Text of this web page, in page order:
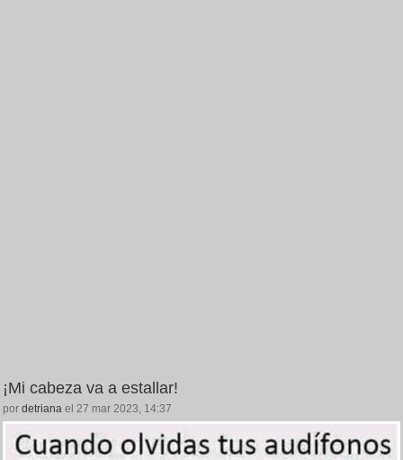
¡Mi cabeza va a estallar!
por detriana el 27 mar 2023, 14:37